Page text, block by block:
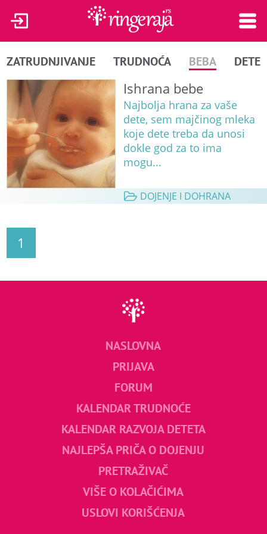
ZATRUDNJIVANJE TRUDNOĆA BEBA DETE
Ishrana bebe
Najbolja hrana za vaše
dete, sem majčinog mleka
koje dete treba da unosi
dokle god za to ima
mogu...
DOJENJE I DOHRANA
1
NASLOVNA
PRIJAVA
FORUM
KALENDAR TRUDNOĆE
KALENDAR RAZVOJA DETETA
NAJLEPŠA PRIČA O DOJENJU
PRETRAŽIVAČ
VIŠE O KOLAČIĆIMA
USLOVI KORIŠĆENJA